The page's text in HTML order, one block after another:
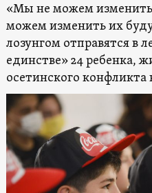
«Мы не можем
можем изменить их
лозунгом отправятся в
единстве» 24 ребенка,
осетинского конфликта